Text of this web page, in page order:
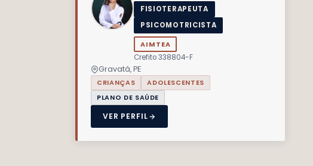
FISIOTERAPEUTA
PSICOMOTRICISTA
AIMTEA
Crefito 338804-F
Gravatá, PE
CRIANÇAS
ADOLESCENTES
PLANO DE SAÚDE
VER PERFIL